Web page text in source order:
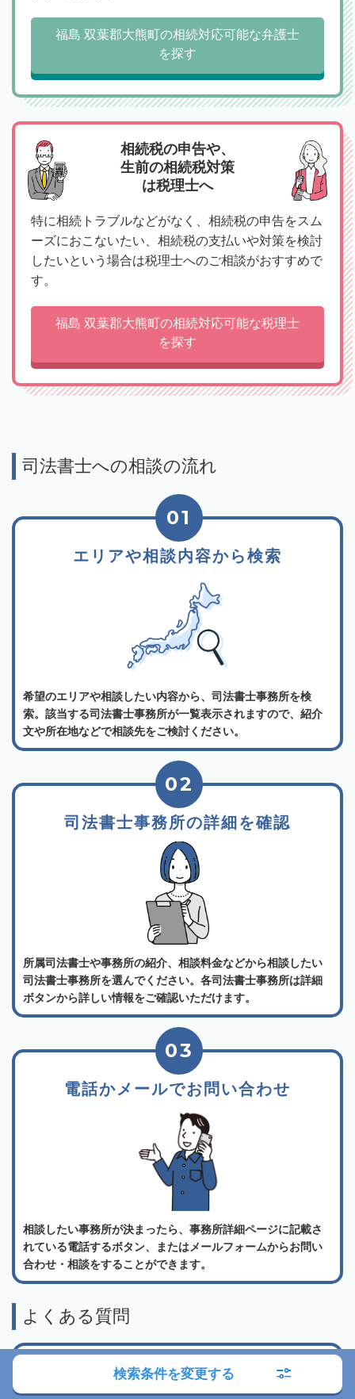
福島 双葉郡大熊町の相続対応可能な弁護士
を探す
相続税の申告や、
生前の相続税対策
は税理士へ
特に相続トラブルなどがなく、相続税の申告をスム
ーズにおこないたい、相続税の支払いや対策を検討
したいという場合は税理士へのご相談がおすすめで
す。
福島 双葉郡大熊町の相続対応可能な税理士
を探す
司法書士への相談の流れ
エリアや相談内容から検索
01
希望のエリアや相談したい内容から、司法書士事務所を検
索。該当する司法書士事務所が一覧表示されますので、紹介
文や所在地などで相談先をご検討ください。
司法書士事務所の詳細を確認
02
所属司法書士や事務所の紹介、相談料金などから相談したい
司法書士事務所を選んでください。各司法書士事務所は詳細
ボタンから詳しい情報をご確認いただけます。
電話かメールでお問い合わせ
03
相談したい事務所が決まったら、事務所詳細ページに記載さ
れている電話するボタン、またはメールフォームからお問い
合わせ・相談をすることができます。
よくある質問
相続会議の利用は無料でしょうか？
検索条件を変更する